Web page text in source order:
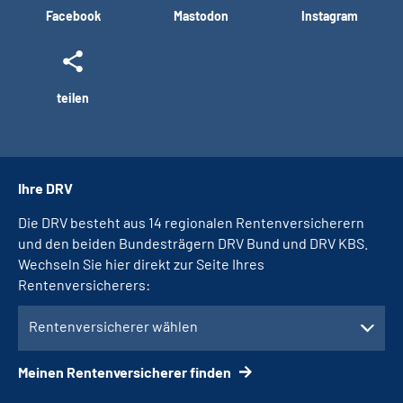
Facebook Mastodon Instagram
teilen
Ihre DRV
Die DRV besteht aus 14 regionalen Rentenversicherern
und den beiden Bundesträgern DRV Bund und DRV KBS.
Wechseln Sie hier direkt zur Seite Ihres
Rentenversicherers:
Rentenversicherer wählen
Meinen Rentenversicherer finden